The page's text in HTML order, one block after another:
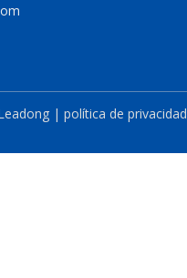
| política de privacidad